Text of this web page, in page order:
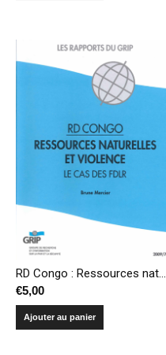
RD Congo : Ressources naturelles et violence – Le cas des FDLR
€5,00
Ajouter au panier